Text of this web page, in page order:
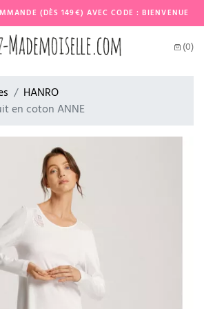
(DÈS 149€) AVEC CODE : BIENVENUE
(0)
HANRO
en coton ANNE